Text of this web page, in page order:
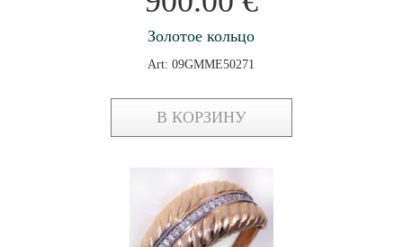
Золотое кольцо
Art: 09GMME50271
В КОРЗИНУ